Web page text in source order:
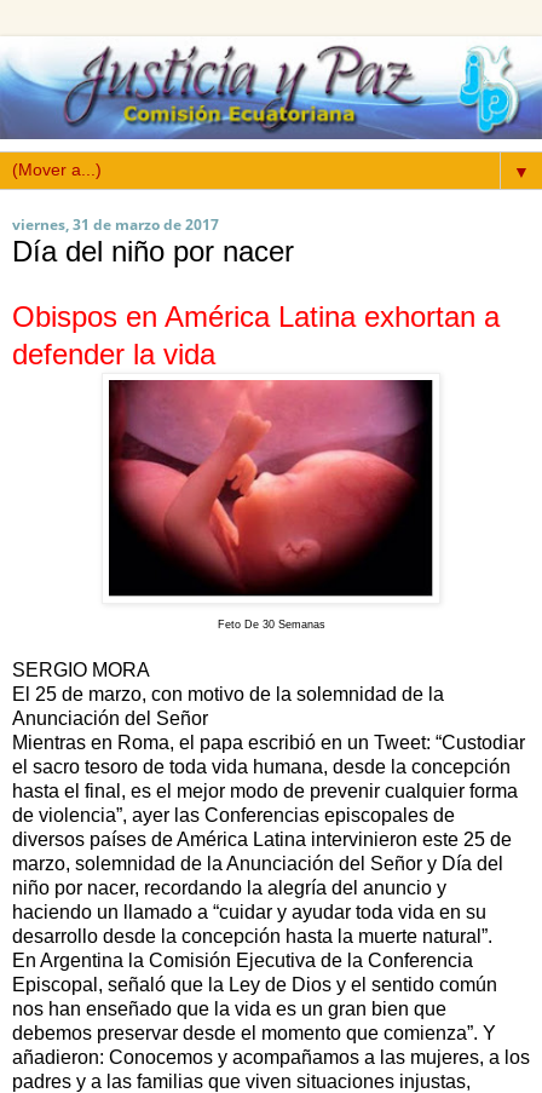
▼
viernes, 31 de marzo de 2017
Día del niño por nacer
Obispos en América Latina exhortan a
defender la vida
Feto De 30 Semanas
SERGIO MORA
El 25 de marzo, con motivo de la solemnidad de la
Anunciación del Señor
Mientras en Roma, el papa escribió en un Tweet: “Custodiar
el sacro tesoro de toda vida humana, desde la concepción
hasta el final, es el mejor modo de prevenir cualquier forma
de violencia”, ayer las Conferencias episcopales de
diversos países de América Latina intervinieron este 25 de
marzo, solemnidad de la Anunciación del Señor y Día del
niño por nacer, recordando la alegría del anuncio y
haciendo un llamado a “cuidar y ayudar toda vida en su
desarrollo desde la concepción hasta la muerte natural”.
En Argentina la Comisión Ejecutiva de la Conferencia
Episcopal, señaló que la Ley de Dios y el sentido común
nos han enseñado que la vida es un gran bien que
debemos preservar desde el momento que comienza”. Y
añadieron: Conocemos y acompañamos a las mujeres, a los
padres y a las familias que viven situaciones injustas,